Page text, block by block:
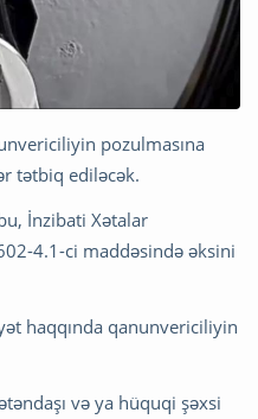
pozulmasına
tətbiq ediləcək.
İnzibati Xətalar
4.1-ci maddəsində əksini
haqqında qanunvericiliyin
və ya hüquqi şəxsi